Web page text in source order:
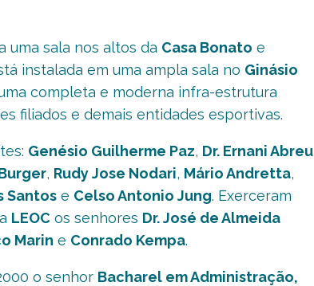
uma sala nos altos da Casa Bonato e
instalada em uma ampla sala no Ginásio
completa e moderna infra-estrutura
filiados e demais entidades esportivas.
Genésio Guilherme Paz, Dr. Ernani Abreu
, Rudy Jose Nodari, Mário Andretta,
Santos e Celso Antonio Jung. Exerceram
LEOC os senhores Dr. José de Almeida
Marin e Conrado Kempa.
o senhor Bacharel em Administração,